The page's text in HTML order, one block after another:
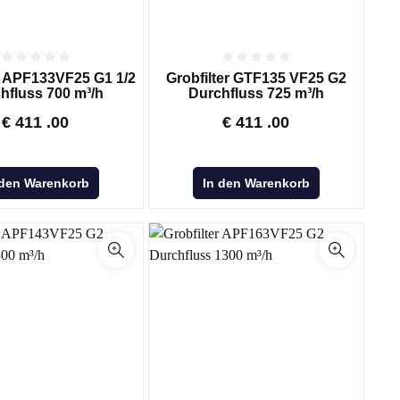
G1 1/2
700 m³/h
€ 411 .00
Warenkorb
Grobfilter GTF135 VF25 G2
Durchfluss 725 m³/h
€ 411 .00
In den Warenkorb